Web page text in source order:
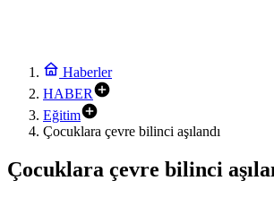
Haberler
HABER
Eğitim
Çocuklara çevre bilinci aşılandı
Çocuklara çevre bilinci